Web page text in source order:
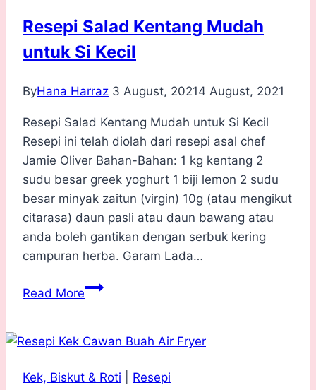
Jamie
Oliver
Resepi Salad Kentang Mudah
untuk Si Kecil
ByHana Harraz 3 August, 20214 August, 2021
Resepi Salad Kentang Mudah untuk Si Kecil
Resepi ini telah diolah dari resepi asal chef
Jamie Oliver Bahan-Bahan: 1 kg kentang 2
sudu besar greek yoghurt 1 biji lemon 2 sudu
besar minyak zaitun (virgin) 10g (atau mengikut
citarasa) daun pasli atau daun bawang atau
anda boleh gantikan dengan serbuk kering
campuran herba. Garam Lada…
Read MoreResepi
Mudah
Si
Kek, Biskut & Roti Resepi